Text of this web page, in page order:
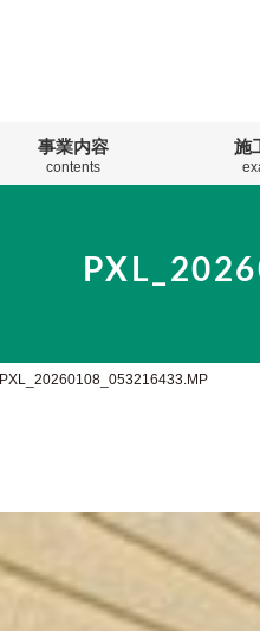
事業内容
contents
施
PXL_20260108_053216433.MP